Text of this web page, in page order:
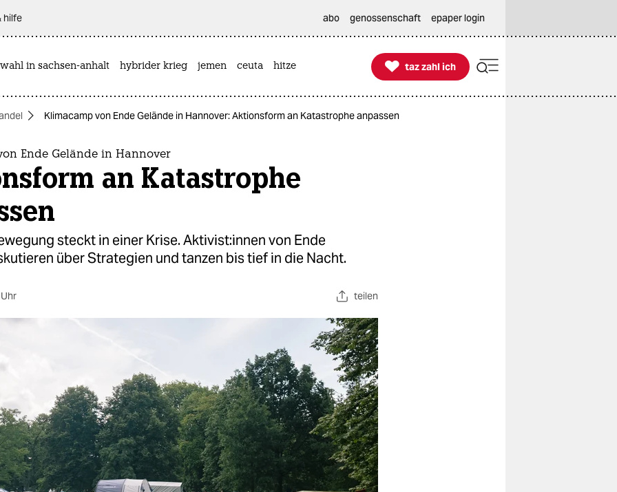
hilfe abo genossenschaft epaper login
in sachsen-anhalt hybrider krieg jemen ceuta hitze 
taz zahl ich
taz zahl ich
Klimacamp von Ende Gelände in Hannover: Aktionsform an Katastrophe anpassen
Ende Gelände in Hannover
an Katastrophe
steckt in einer Krise. Ak­ti­vis­t:in­nen von Ende
über Strategien und tanzen bis tief in die Nacht.
teilen